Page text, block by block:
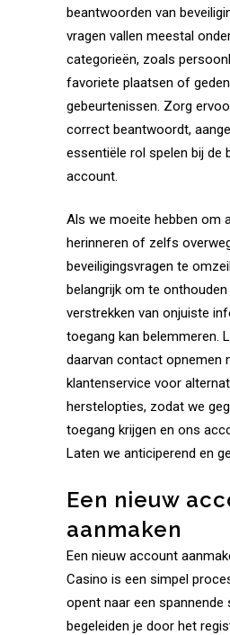
beantwoorden van
vragen vallen meestal
categorieën, zoals
favoriete plaatsen of
gebeurtenissen. Zorg
correct beantwoordt,
essentiële rol spelen bij de
account.
Als we moeite hebben om
herinneren of zelfs
beveiligingsvragen te
belangrijk om te
verstrekken van onjuiste
toegang kan belemmeren.
daarvan contact opnemen
klantenservice voor
herstelopties, zodat we
toegang krijgen en ons
Laten we anticiperend en
Een nieuw
aanmaken
Een nieuw account
Casino is een simpel
opent naar een spannende
begeleiden je door het